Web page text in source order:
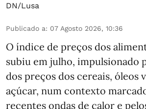
DN/Lusa
Publicado a: 07 Agosto 2026, 10:36
O índice de preços dos
subiu em julho, impulsionado
dos preços dos cereais, óleos
açúcar, num contexto
recentes ondas de calor e